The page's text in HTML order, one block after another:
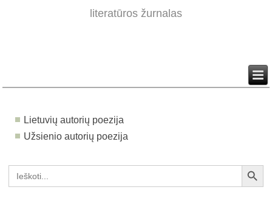
literatūros žurnalas
Lietuvių autorių poezija
Užsienio autorių poezija
for:
Search Button